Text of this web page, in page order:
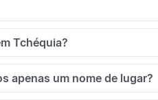
Tchéquia?
apenas um nome de lugar?